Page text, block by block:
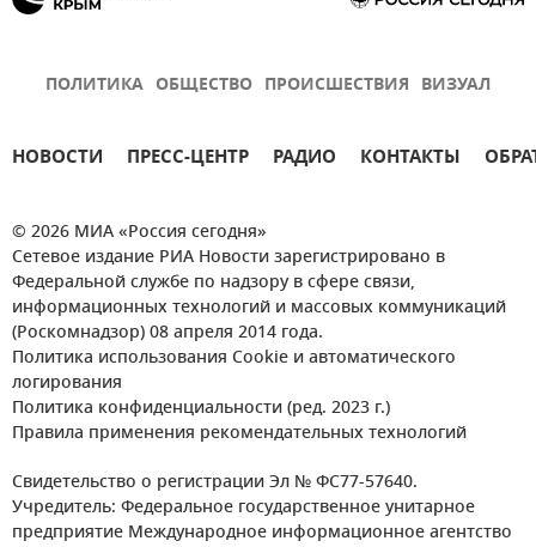
ПОЛИТИКА ОБЩЕСТВО ПРОИСШЕСТВИЯ ВИЗУАЛ
НОВОСТИ ПРЕСС-ЦЕНТР РАДИО КОНТАКТЫ
© 2026 МИА «Россия сегодня»
Сетевое издание РИА Новости зарегистрировано в
Федеральной службе по надзору в сфере связи,
информационных технологий и массовых коммуникаций
(Роскомнадзор) 08 апреля 2014 года.
Политика использования Cookie и автоматического
логирования
Политика конфиденциальности (ред. 2023 г.)
Правила применения рекомендательных технологий
Свидетельство о регистрации Эл № ФС77-57640.
Учредитель: Федеральное государственное унитарное
предприятие Международное информационное агентство